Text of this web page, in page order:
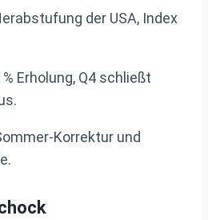
der USA, Index
Erholung, Q4 schließt
Korrektur und